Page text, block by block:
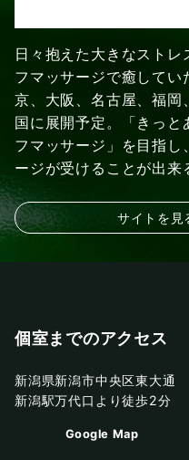
日々抱えた大きなスト
フマッサージで癒して
京、大阪、名古屋、福
国に展開予定。「きっと
フマッサージ」を目指し
ージが受けることが出来
サイトを見
個室までのアクセス
新潟県新潟市中央区東大通
新潟駅万代口より徒歩2分
Google Map